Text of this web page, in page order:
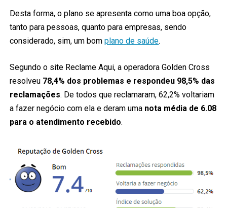
Desta forma, o plano se apresenta como uma boa opção,
tanto para pessoas, quanto para empresas, sendo
considerado, sim, um bomplano de saúde.
Segundo o site Reclame Aqui, a operadora Golden Cross
resolveu 78,4% dos problemas e respondeu 98,5% das
reclamações. De todos que reclamaram, 62,2% voltariam
a fazer negócio com ela e deram uma nota média de 6.08
para o atendimento recebido.